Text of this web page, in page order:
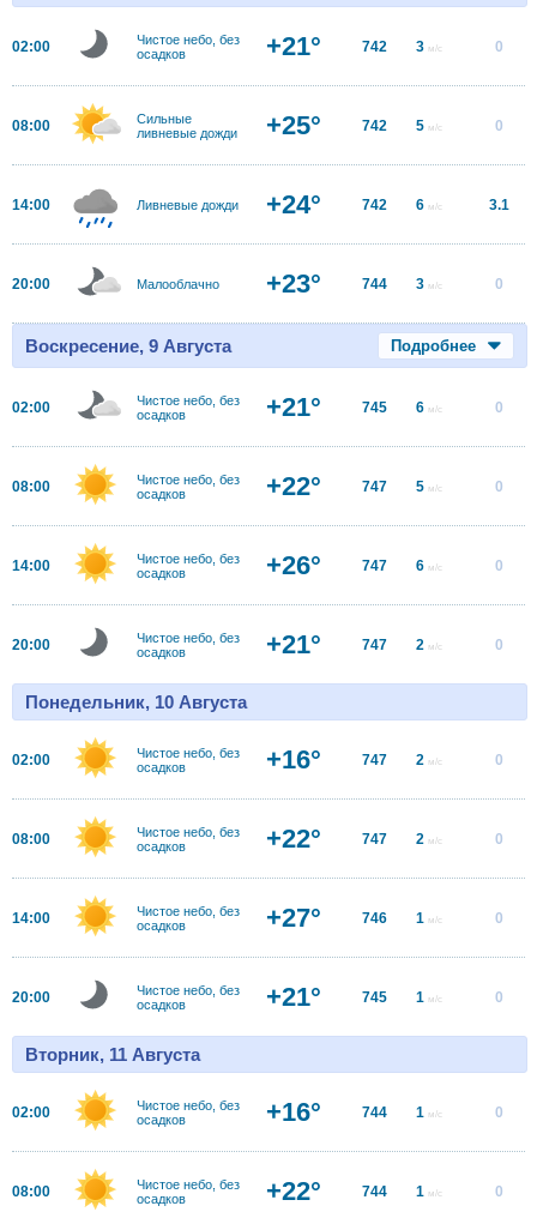
02:00
Чистое небо, без
осадков
+21° 742 3 м/с 0
08:00
Сильные
ливневые дожди
+25° 742 5 м/с 0
14:00 Ливневые дожди +24° 742 6 м/с 3.1
20:00 Малооблачно +23° 744 3 м/с 0
Воскресение, 9 Августа Подробнее
02:00
Чистое небо, без
осадков
+21° 745 6 м/с 0
08:00
Чистое небо, без
осадков
+22° 747 5 м/с 0
14:00
Чистое небо, без
осадков
+26° 747 6 м/с 0
20:00
Чистое небо, без
осадков
+21° 747 2 м/с 0
Понедельник, 10 Августа
02:00
Чистое небо, без
осадков
+16° 747 2 м/с 0
08:00
Чистое небо, без
осадков
+22° 747 2 м/с 0
14:00
Чистое небо, без
осадков
+27° 746 1 м/с 0
20:00
Чистое небо, без
осадков
+21° 745 1 м/с 0
Вторник, 11 Августа
02:00
Чистое небо, без
осадков
+16° 744 1 м/с 0
08:00
Чистое небо, без
осадков
+22° 744 1 м/с 0